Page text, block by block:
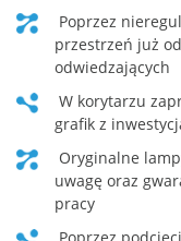
poprzez nieregularny kształt korytarza, projektowana
przestrzeń już
odwiedzających
w korytarzu zaprojektowano miejsce na ekspozycję
grafik z
oryginalne lampy w postaci trójkątów przyciągają
uwagę oraz
pracy